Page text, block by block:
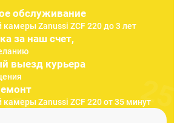
обслуживание
камеры Zanussi ZCF 220 до 3 лет
за наш счет,
выезд курьера
камеры Zanussi ZCF 220 от 35 минут